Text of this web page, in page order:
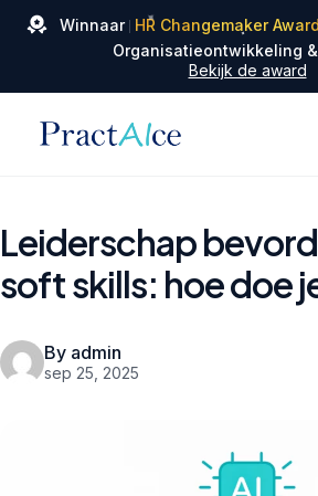
Winnaar HR Changemaker
✦
✦
Organisatieontwikkeling
Bekijk de award
Leiderschap
soft skills: hoe doe
By admin
sep 25, 2025